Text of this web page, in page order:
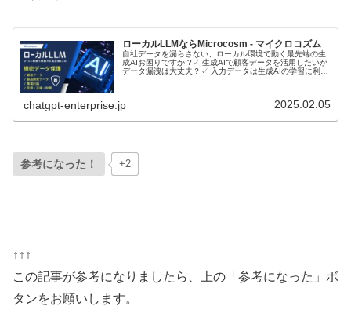
ローカルLLMならMicrocosm - マイクロコズム
自社データを漏らさない、ローカル環境で動く最先端の生
成AIお困りですか ?✓ 生成AIで顧客データを活用したいが
データ漏洩は大丈夫？✓ 入力データは生成AIの学習に利用
chatgpt-enterprise.jp 2025.02.05
参考になった！ +2
↑↑↑
この記事が参考になりましたら、上の「参考になった」ボ
タンをお願いします。